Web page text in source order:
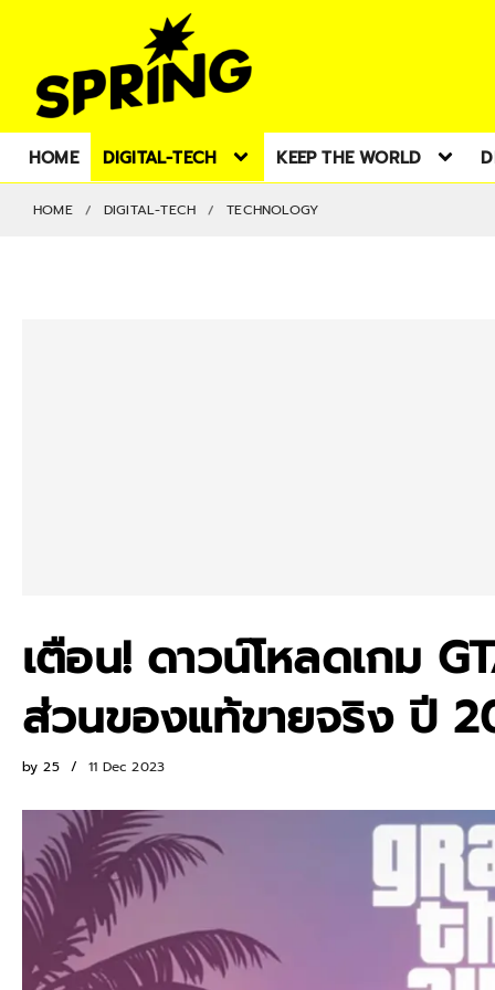
HOME DIGITAL-TECH KEEP THE WORLD
HOME DIGITAL-TECH TECHNOLOGY
เตือน! ดาวน์โหลดเกม
ส่วนของแท้ขายจริง ปี
by 25 11 Dec 2023